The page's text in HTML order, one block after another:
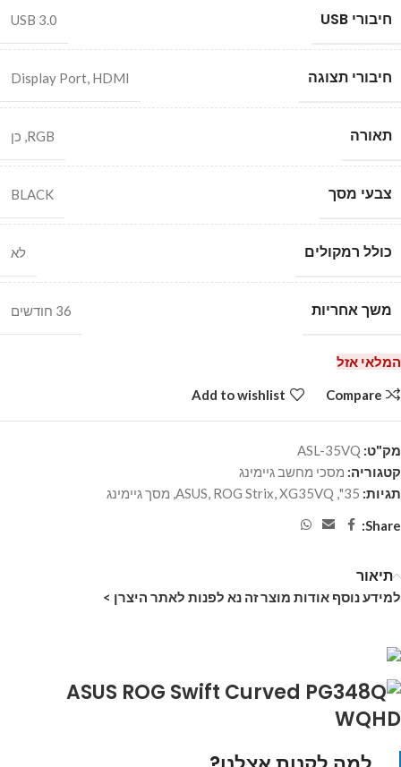
חיבורי USB USB 3.0
חיבורי תצוגה Display Port, HDMI
תאורה RGB
, כן
צבעי מסך BLACK
כולל רמקולים לא
משך אחריות 36 חודשים
המלאי אזל
Compare
Add to wishlist
מק"ט: ASL-35VQ
קטגוריה: מסכי מחשב גיימינג
תגיות: 35"
,
ASUS, ROG Strix,XG35VQ
, מסך גיימינג
Share:
תיאור
למידע נוסף אודות מוצר זה נא לפנות לאתר היצרן >